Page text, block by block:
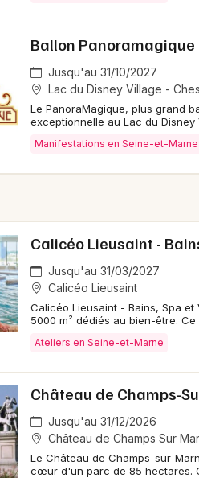
Ballon Panoramagique
Jusqu'au 31/10/2027
Lac du Disney Village -
Le PanoraMagique, plus grand
exceptionnelle au Lac du Disney
Manifestations en Seine-et-Marne
Calicéo Lieusaint -
Jusqu'au 31/03/2027
Calicéo Lieusaint
Calicéo Lieusaint - Bains, Spa
5000 m² dédiés au bien-être.
Ateliers en Seine-et-Marne
Château de Champs-
Jusqu'au 31/12/2026
Château de Champs Sur
Le Château de Champs-sur-
cœur d'un parc de 85 hectares.